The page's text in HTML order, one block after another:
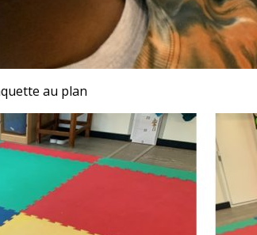
au plan